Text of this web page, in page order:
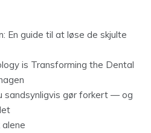
En guide til at løse de skjulte
is Transforming the Dental
sandsynligvis gør forkert — og
alene